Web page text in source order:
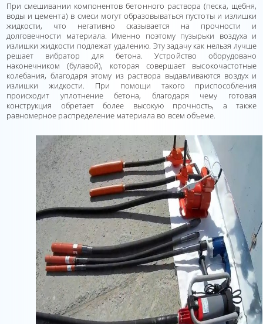
При смешивании компонентов бетонного раствора (песка, щебня,
воды и цемента) в смеси могут образовываться пустоты и излишки
жидкости, что негативно сказывается на прочности и
долговечности материала. Именно поэтому пузырьки воздуха и
излишки жидкости подлежат удалению. Эту задачу как нельзя лучше
решает вибратор для бетона. Устройство оборудовано
наконечником (булавой), которая совершает высокочастотные
колебания, благодаря этому из раствора выдавливаются воздух и
излишки жидкости. При помощи такого приспособления
происходит уплотнение бетона, благодаря чему готовая
конструкция обретает более высокую прочность, а также
равномерное распределение материала во всем объеме.